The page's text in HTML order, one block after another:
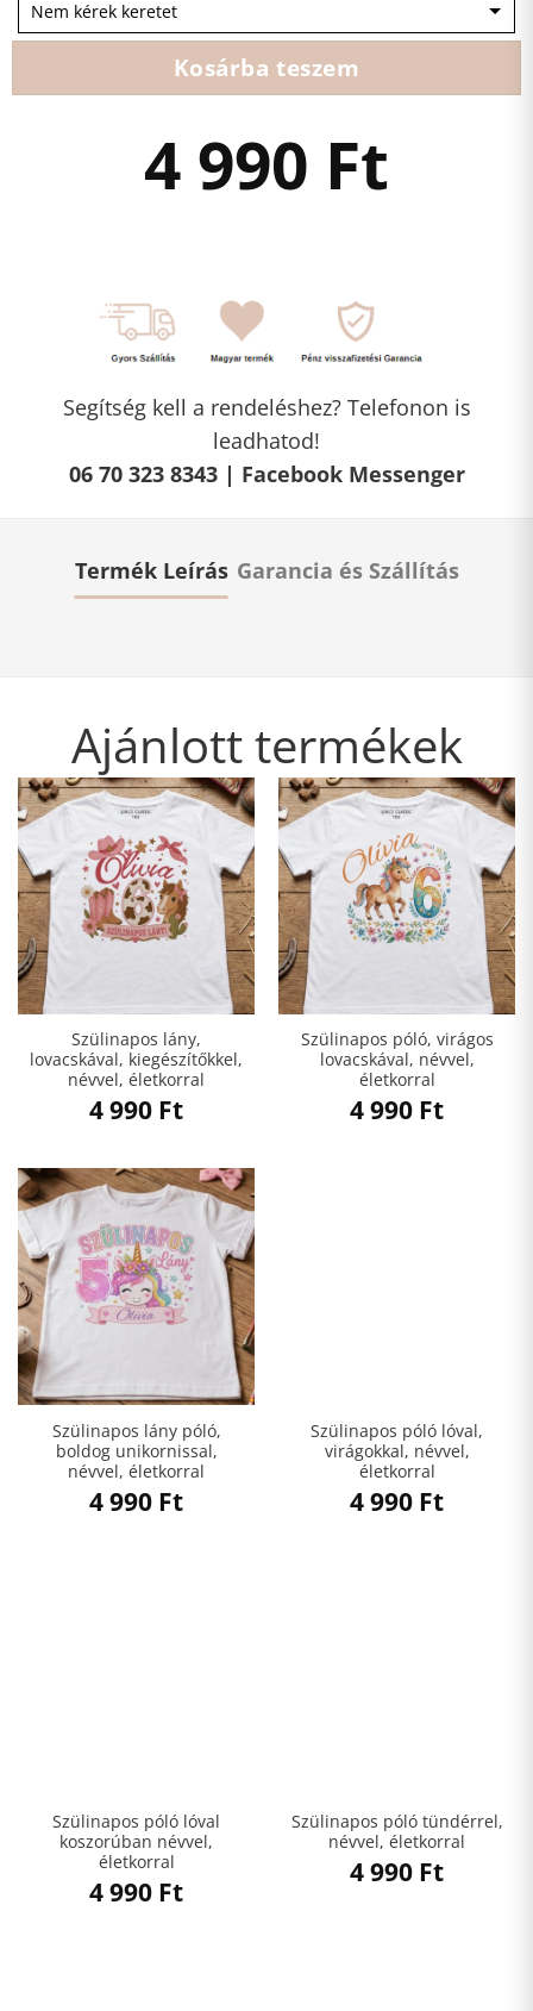
Kosárba teszem
4 990 Ft
Segítség kell a rendeléshez? Telefonon is
leadhatod!
06 70 323 8343 | Facebook Messenger
Termék Leírás Garancia és Szállítás
Ajánlott termékek
Szülinapos lány,
lovacskával, kiegészítőkkel,
névvel, életkorral
4 990 Ft
Szülinapos póló, virágos
lovacskával, névvel,
életkorral
4 990 Ft
Szülinapos lány póló,
boldog unikornissal,
névvel, életkorral
4 990 Ft
Szülinapos póló lóval,
virágokkal, névvel,
életkorral
4 990 Ft
Szülinapos póló lóval
koszorúban névvel,
életkorral
4 990 Ft
Szülinapos póló tündérrel,
névvel, életkorral
4 990 Ft